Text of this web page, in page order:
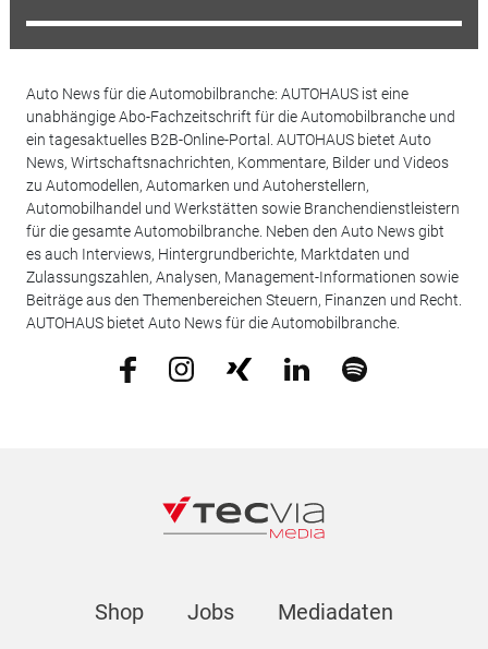
Auto News für die Automobilbranche: AUTOHAUS ist eine
unabhängige Abo-Fachzeitschrift für die Automobilbranche und
ein tagesaktuelles B2B-Online-Portal. AUTOHAUS bietet Auto
News, Wirtschaftsnachrichten, Kommentare, Bilder und Videos
zu Automodellen, Automarken und Autoherstellern,
Automobilhandel und Werkstätten sowie Branchendienstleistern
für die gesamte Automobilbranche. Neben den Auto News gibt
es auch Interviews, Hintergrundberichte, Marktdaten und
Zulassungszahlen, Analysen, Management-Informationen sowie
Beiträge aus den Themenbereichen Steuern, Finanzen und Recht.
AUTOHAUS bietet Auto News für die Automobilbranche.
Shop Jobs Mediadaten